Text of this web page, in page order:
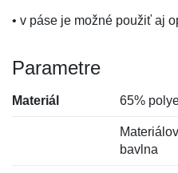
• v páse je možné použiť aj
Parametre
Materiál 65%
bavlna